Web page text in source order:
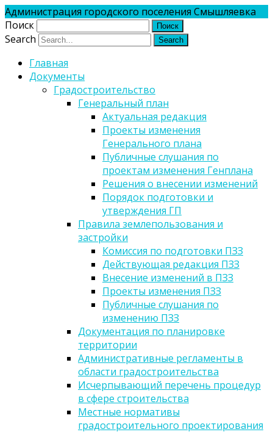
Администрация городского поселения Смышляевка
Поиск
Search
Главная
Документы
Градостроительство
Генеральный план
Актуальная редакция
Проекты изменения
Генерального плана
Публичные слушания по
проектам изменения Генплана
Решения о внесении изменений
Порядок подготовки и
утверждения ГП
Правила землепользования и
застройки
Комиссия по подготовки ПЗЗ
Действующая редакция ПЗЗ
Внесение изменений в ПЗЗ
Проекты изменения ПЗЗ
Публичные слушания по
изменению ПЗЗ
Документация по планировке
территории
Административные регламенты в
области градостроительства
Исчерпывающий перечень процедур
в сфере строительства
Местные нормативы
градостроительного проектирования